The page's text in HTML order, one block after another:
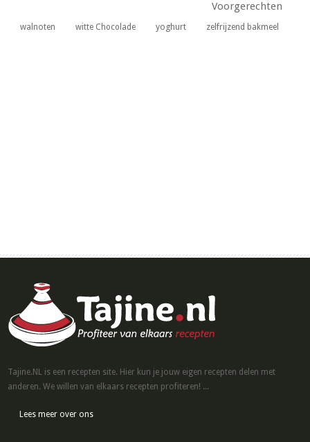
Voorgerechten
walnoten witte Chocolade yoghurt zelfrijzend bakmeel
Tajine.NL is een recepten site. Hier kun je jouw eigen recepten delen met
anderen. We willen van elkaars recepten profiteren! ...
Lees meer over ons